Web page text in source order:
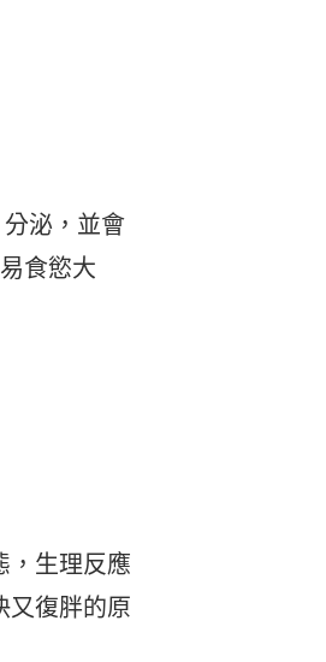
泌，並會
食慾大
，生理反應
又復胖的原